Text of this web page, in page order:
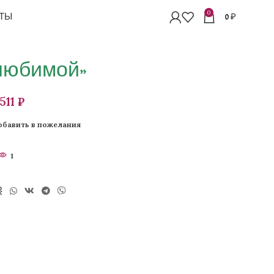
0 0 ₽
₽
в пожелания
1